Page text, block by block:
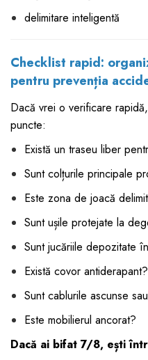
delimitare inteligentă
Checklist rapid:
pentru prevenția
Dacă vrei o verificare
puncte:
Există un traseu liber
Sunt colțurile principale
Este zona de joacă
Sunt ușile protejate la
Sunt jucăriile depozitate
Există covor antiderapant?
Sunt cablurile ascunse
Este mobilierul ancorat?
Dacă ai bifat 7/8, ești